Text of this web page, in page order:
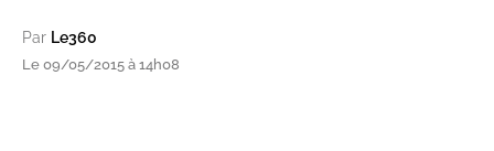
Par Le360
Le 09/05/2015 à 14h08